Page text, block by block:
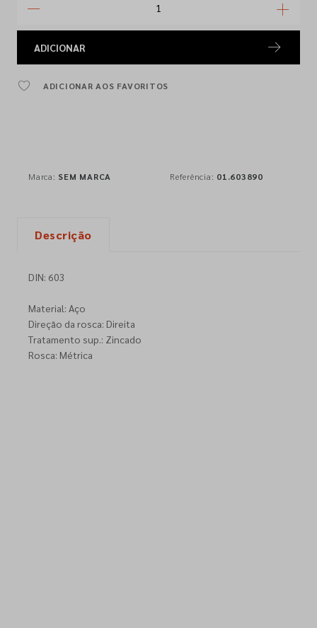
ADICIONAR
ADICIONAR AOS FAVORITOS
Marca: SEM MARCA Referência: 01.603890
Descrição
DIN: 603
Material: Aço
Direção da rosca: Direita
Tratamento sup.: Zincado
Rosca: Métrica